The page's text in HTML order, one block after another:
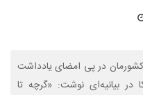
در پی امضای یادداشت
در بیانیه‌ای نوشت: «گرچه تا